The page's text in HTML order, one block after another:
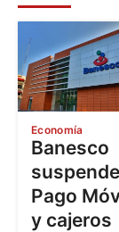
Economía
Banesco
Pago
y cajeros